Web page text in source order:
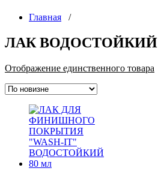
Главная /
ЛАК ВОДОСТОЙКИЙ
Отображение единственного товара